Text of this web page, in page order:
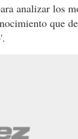
analizar los
que